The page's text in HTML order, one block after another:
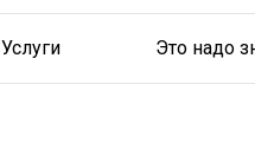
Услуги Это надо